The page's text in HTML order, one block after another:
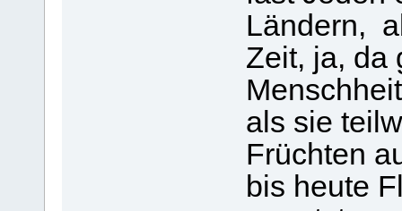
Ländern,
Zeit, ja, da
als sie
Früchten
bis heute